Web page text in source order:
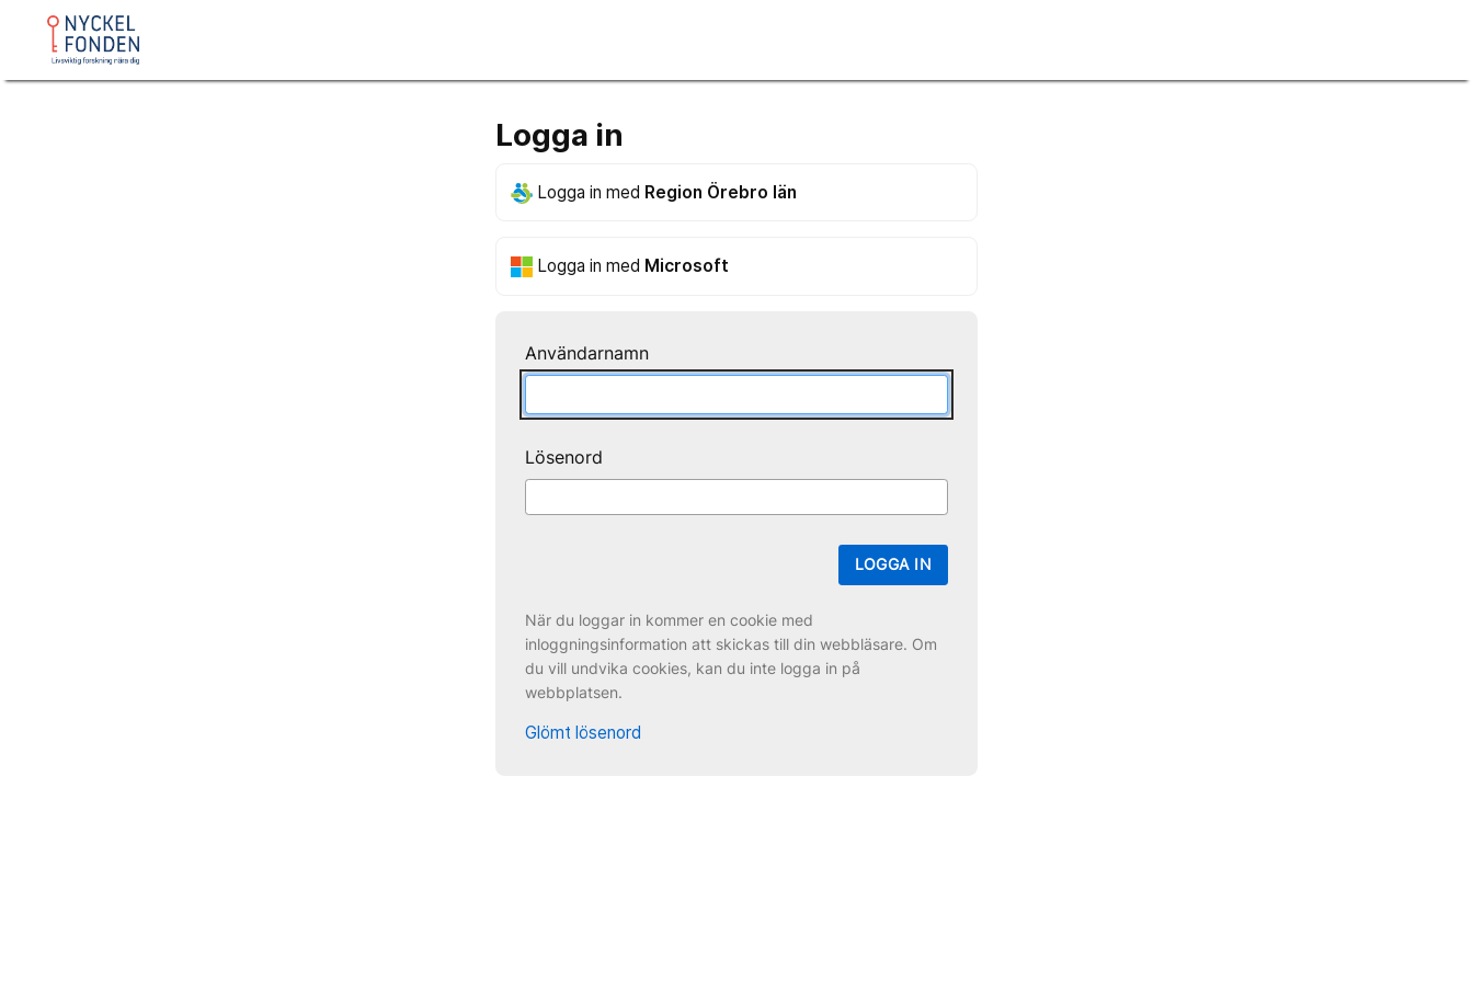
Logga in
Logga in med Region Örebro län
Logga in med Microsoft
Användarnamn
Lösenord
LOGGA IN
När du loggar in kommer en cookie med
inloggningsinformation att skickas till din webbläsare. Om
du vill undvika cookies, kan du inte logga in på
webbplatsen.
Glömt lösenord